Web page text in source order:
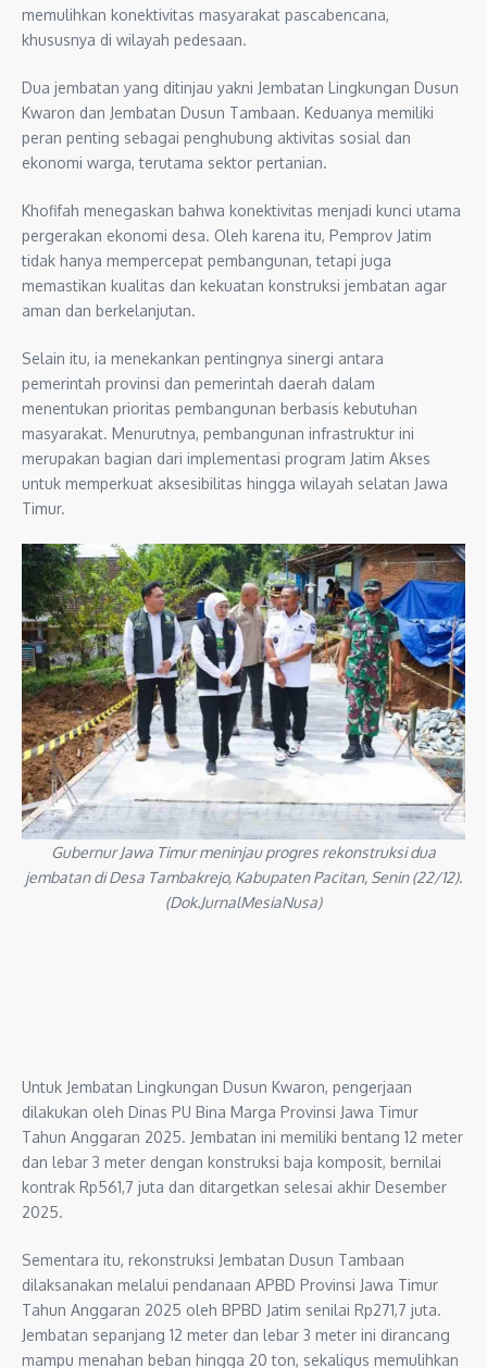
memulihkan konektivitas masyarakat pascabencana,
khususnya di wilayah pedesaan.
Dua jembatan yang ditinjau yakni Jembatan Lingkungan Dusun
Kwaron dan Jembatan Dusun Tambaan. Keduanya memiliki
peran penting sebagai penghubung aktivitas sosial dan
ekonomi warga, terutama sektor pertanian.
Khofifah menegaskan bahwa konektivitas menjadi kunci utama
pergerakan ekonomi desa. Oleh karena itu, Pemprov Jatim
tidak hanya mempercepat pembangunan, tetapi juga
memastikan kualitas dan kekuatan konstruksi jembatan agar
aman dan berkelanjutan.
Selain itu, ia menekankan pentingnya sinergi antara
pemerintah provinsi dan pemerintah daerah dalam
menentukan prioritas pembangunan berbasis kebutuhan
masyarakat. Menurutnya, pembangunan infrastruktur ini
merupakan bagian dari implementasi program Jatim Akses
untuk memperkuat aksesibilitas hingga wilayah selatan Jawa
Timur.
Gubernur Jawa Timur meninjau progres rekonstruksi dua
jembatan di Desa Tambakrejo, Kabupaten Pacitan, Senin (22/12).
(Dok.JurnalMesiaNusa)
Untuk Jembatan Lingkungan Dusun Kwaron, pengerjaan
dilakukan oleh Dinas PU Bina Marga Provinsi Jawa Timur
Tahun Anggaran 2025. Jembatan ini memiliki bentang 12 meter
dan lebar 3 meter dengan konstruksi baja komposit, bernilai
kontrak Rp561,7 juta dan ditargetkan selesai akhir Desember
2025.
Sementara itu, rekonstruksi Jembatan Dusun Tambaan
dilaksanakan melalui pendanaan APBD Provinsi Jawa Timur
Tahun Anggaran 2025 oleh BPBD Jatim senilai Rp271,7 juta.
Jembatan sepanjang 12 meter dan lebar 3 meter ini dirancang
mampu menahan beban hingga 20 ton, sekaligus memulihkan